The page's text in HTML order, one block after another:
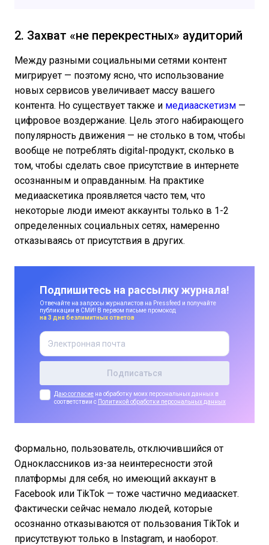
2. Захват «не перекрестных» аудиторий
Между разными социальными сетями контент
мигрирует — поэтому ясно, что использование
новых сервисов увеличивает массу вашего
контента. Но существует также и медиааскетизм —
цифровое воздержание. Цель этого набирающего
популярность движения — не столько в том, чтобы
вообще не потреблять digital-продукт, сколько в
том, чтобы сделать свое присутствие в интернете
осознанным и оправданным. На практике
медиааскетика проявляется часто тем, что
некоторые люди имеют аккаунты только в 1-2
определенных социальных сетях, намеренно
отказываясь от присутствия в других.
Подпишитесь на рассылку журнала!
Отвечайте на запросы журналистов на Pressfeed и получайте
публикации в СМИ! В первом письме промокод
на 3 дня безлимитных ответов
Даю согласие на обработку моих персональных данных в
соответствии с Политикой обработки персональных данных
Формально, пользователь, отключившийся от
Одноклассников из-за неинтересности этой
платформы для себя, но имеющий аккаунт в
Facebook или TikTok — тоже частично медиааскет.
Фактически сейчас немало людей, которые
осознанно отказываются от пользования TikTok и
присутствуют только в Instagram, и наоборот.